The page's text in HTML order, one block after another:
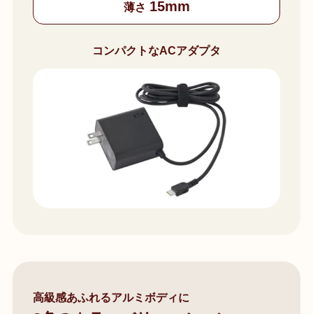
薄さ 15mm
コンパクトなACアダプタ
高級感あふれるアルミボディに